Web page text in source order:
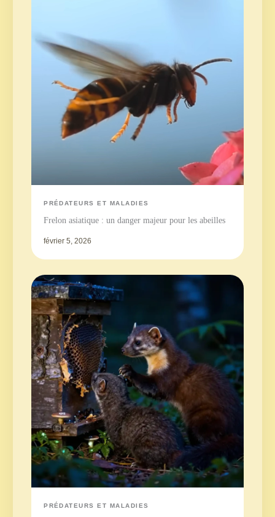
PRÉDATEURS ET MALADIES
Frelon asiatique : un danger majeur pour les abeilles
février 5, 2026
PRÉDATEURS ET MALADIES